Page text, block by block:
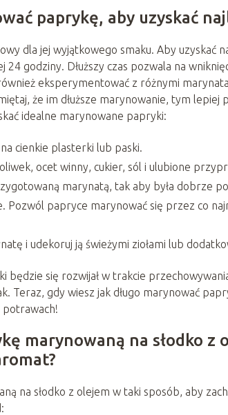
paprykę, aby uzyskać
dla jej wyjątkowego smaku. Aby uzyskać
godziny. Dłuższy czas pozwala na
eksperymentować z różnymi
że im dłuższe marynowanie, tym lepiej
idealne marynowane papryki:
cienkie plasterki lub paski.
ocet winny, cukier, sól i ulubione
marynatą, tak aby była dobrze
Pozwól papryce marynować się przez co
i udekoruj ją świeżymi ziołami lub
będzie się rozwijał w trakcie
Teraz, gdy wiesz jak długo marynować
marynowaną na słodko z
na słodko z olejem w taki sposób, aby